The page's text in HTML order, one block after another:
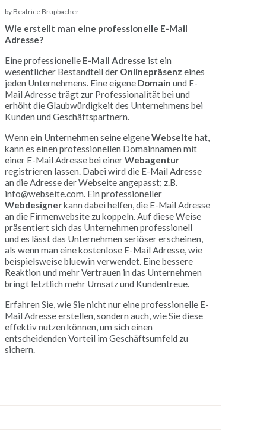
by Beatrice Brupbacher
Wie erstellt man eine professionelle E-Mail
Adresse?
Eine professionelle E-Mail Adresse ist ein
wesentlicher Bestandteil der Onlinepräsenz eines
jeden Unternehmens. EineeigeneDomain und E-
Mail AdresseträgtzurProfessionalitätbei und
erhöhtdieGlaubwürdigkeitdes Unternehmens bei
Kunden und Geschäftspartnern.
Wenn ein Unternehmen seineeigeneWebseite hat,
kann es einen professionellen Domainnamen mit
einerE-Mail Adressebei einerWebagentur
registrieren lassen. Dabei wird dieE-Mail Adresse
an dieAdressederWebseiteangepasst; z.B.
info@webseite.com.Ein professioneller
Webdesignerkann dabei helfen,dieE-Mail Adresse
an dieFirmenwebsitezu koppeln.AufdieseWeise
präsentiertsich das Unternehmen professionell
und es lässtdas Unternehmen seriösererscheinen,
als wenn man einekostenloseE-Mail Adresse,wie
beispielsweisebluewin verwendet. Einebessere
Reaktion und mehrVertrauen in das Unternehmen
bringtletztlich mehrUmsatzund Kundentreue.
Erfahren Sie, wie Sie nicht nur eine professionelle E-
Mail Adresse erstellen, sondern auch, wie Sie diese
effektiv nutzen können, um sich einen
entscheidenden Vorteil im Geschäftsumfeld zu
sichern.